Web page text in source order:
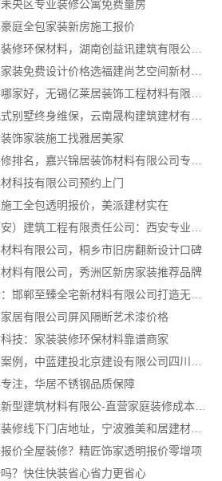
央区专业装修公寓免费量房
庭全包家装新房施工报价
湖南口碑好的装修环保材料，湖南创益讯建筑有限公司匠心选材
现代简约室内家装免费设计价格选福建尚艺空间新材料科技有限公司
饰家装施工找雅居美家
科技有限公司预约上门
工全包透明报价，美派建材实在
料有限公司，桐乡市旧房翻新设计口碑
料有限公司，秀洲区新房家装推荐品牌
邯山健康设计：邯郸至臻全宅新材料有限公司打造无醛生活
居有限公司屏风隔断艺术漆价格
技：家装装修环保材料靠谱商家
注，华居不锈钢品质保障
海南万赢饰家新型建筑材料有限公-直营家庭装修成本管控
宁波奉化家装装修线下门店地址，宁波雅美和居建材科技有限公司到店咨询
价全屋装修？精匠饰家透明报价零增项
？快住快装省心省力更省心